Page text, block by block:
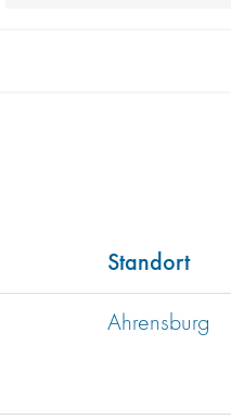
Standort
Ahrensburg